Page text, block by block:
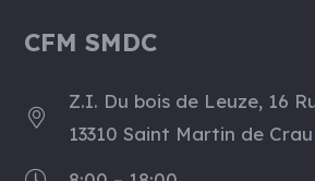
CFM SMDC
Z.I. Du bois de Leuze, 16
13310 Saint Martin de Crau